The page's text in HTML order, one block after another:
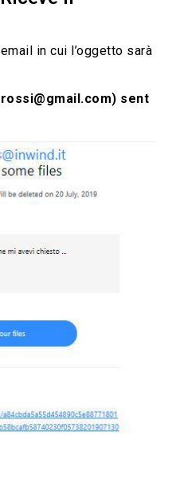
in cui l’oggetto sarà
sent